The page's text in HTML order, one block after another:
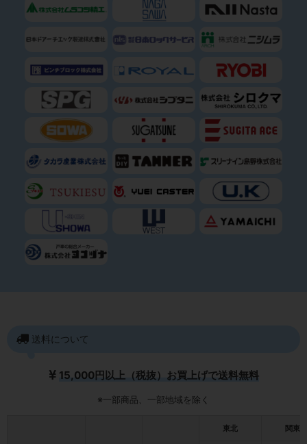
送料について
15,000円以上（税抜）お買上げで送料無料
※一部商品、一部地域を除く
東北 関東